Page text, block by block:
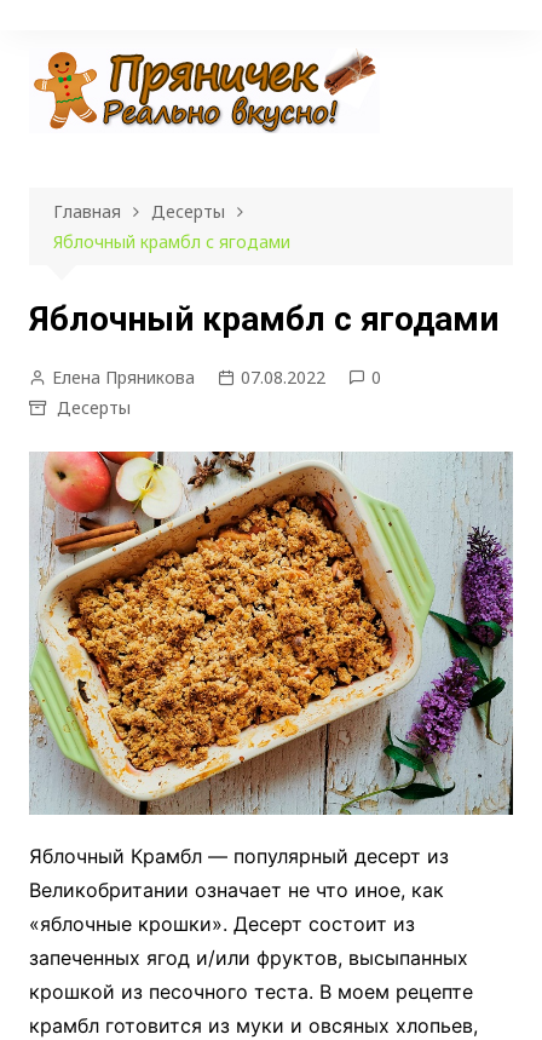
содержимому
Главная
Десерты
Яблочный крамбл с ягодами
Яблочный крамбл с ягодами
Елена Пряникова 07.08.2022
0
Десерты
Яблочный Крамбл — популярный десерт из
Великобритании означает не что иное, как
«яблочные крошки». Десерт состоит из
запеченных ягод и/или фруктов, высыпанных
крошкой из песочного теста. В моем рецепте
крамбл готовится из муки и овсяных хлопьев,